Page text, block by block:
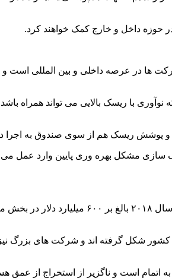
حوزه داخل و خارج کمک خواهند کرد.
شرکت ها در عرصه داخلی و بین المللی
با ریسک بالایی می تواند همراه
و پوشش ریسک هم از سوی صندوق به اجرا
مشکل بهره وری پایین وارد عمل
همچنین حامد عسکری زاده مشاور ارشد امور اجرایی شرکت معدنی صنعتی گل گهر هم گفت: براساس
و نیازمند نگاه خلاقانه است و در پنج سال گذشته تعداد ۲۰۰ شرکت استارتاپ در کشور شکل
است و ناگزیر از استخراج از عمق